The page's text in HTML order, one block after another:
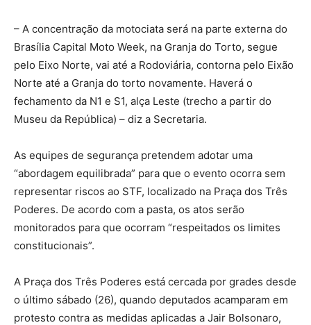
– A concentração da motociata será na parte externa do
Brasília Capital Moto Week, na Granja do Torto, segue
pelo Eixo Norte, vai até a Rodoviária, contorna pelo Eixão
Norte até a Granja do torto novamente. Haverá o
fechamento da N1 e S1, alça Leste (trecho a partir do
Museu da República) – diz a Secretaria.
As equipes de segurança pretendem adotar uma
“abordagem equilibrada” para que o evento ocorra sem
representar riscos ao STF, localizado na Praça dos Três
Poderes. De acordo com a pasta, os atos serão
monitorados para que ocorram “respeitados os limites
constitucionais”.
A Praça dos Três Poderes está cercada por grades desde
o último sábado (26), quando deputados acamparam em
protesto contra as medidas aplicadas a Jair Bolsonaro,